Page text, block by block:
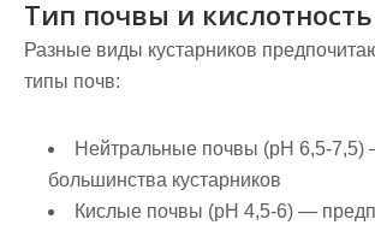
Тип почвы и кислотность
Разные виды кустарников
типы почв:
Нейтральные почвы (pH 6,5-7,5)
большинства кустарников
Кислые почвы (pH 4,5-6) —